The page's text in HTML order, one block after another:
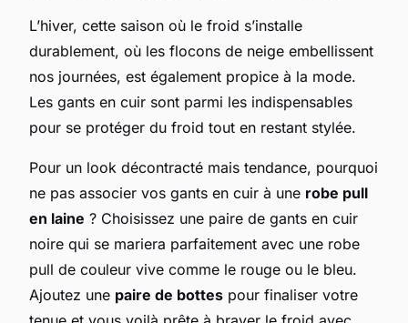
L’hiver, cette saison où le froid s’installe
durablement, où les flocons de neige embellissent
nos journées, est également propice à la mode.
Les gants en cuir sont parmi les indispensables
pour se protéger du froid tout en restant stylée.
Pour un look décontracté mais tendance, pourquoi
ne pas associer vos gants en cuir à une robe pull
en laine ? Choisissez une paire de gants en cuir
noire qui se mariera parfaitement avec une robe
pull de couleur vive comme le rouge ou le bleu.
Ajoutez une paire de bottes pour finaliser votre